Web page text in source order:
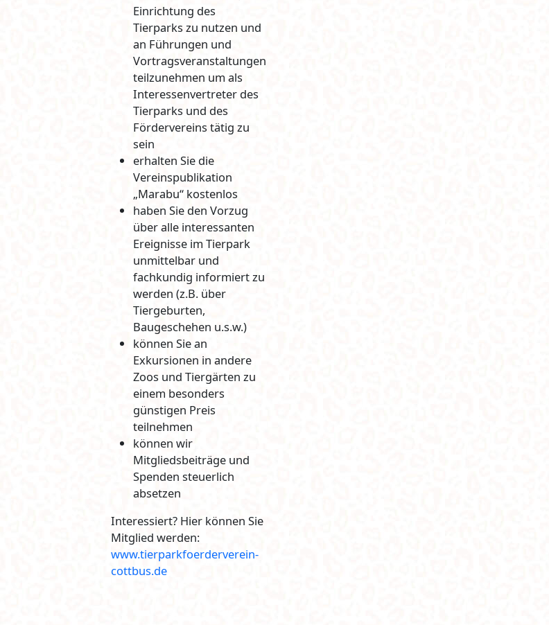
Einrichtung des
Tierparks zu nutzen und
an Führungen und
Vortragsveranstaltungen
teilzunehmen um als
Interessenvertreter des
Tierparks und des
Fördervereins tätig zu
sein
erhalten Sie die
Vereinspublikation
„Marabu“ kostenlos
haben Sie den Vorzug
über alle interessanten
Ereignisse im Tierpark
unmittelbar und
fachkundig informiert zu
werden (z.B. über
Tiergeburten,
Baugeschehen u.s.w.)
können Sie an
Exkursionen in andere
Zoos und Tiergärten zu
einem besonders
günstigen Preis
teilnehmen
können wir
Mitgliedsbeiträge und
Spenden steuerlich
absetzen
Interessiert? Hier können Sie
Mitglied werden:
www.tierparkfoerderverein-
cottbus.de